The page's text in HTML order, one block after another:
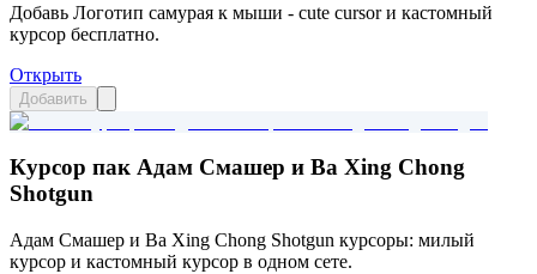
Добавь Логотип самурая к мыши - cute cursor и кастомный
курсор бесплатно.
Открыть
Добавить
Курсор пак Адам Смашер и Ba Xing Chong
Shotgun
Адам Смашер и Ba Xing Chong Shotgun курсоры: милый
курсор и кастомный курсор в одном сете.